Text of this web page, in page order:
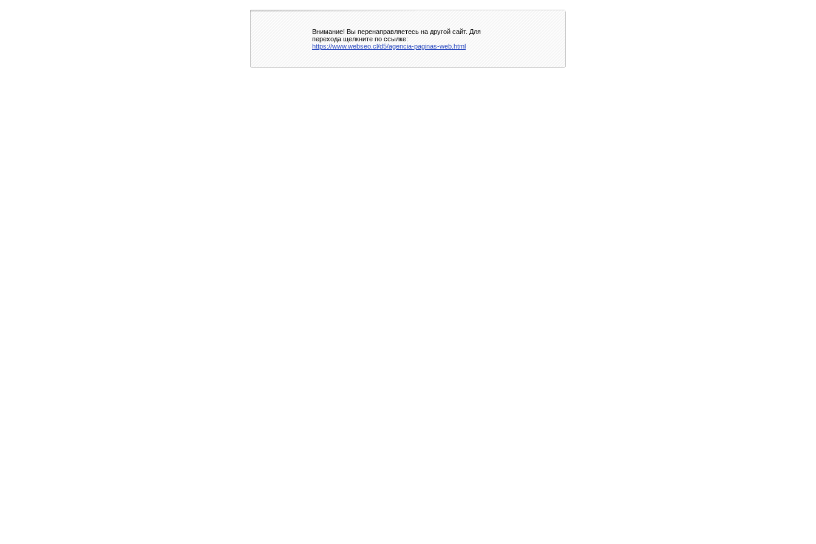
Внимание! Вы перенаправляетесь на другой сайт. Для
перехода щелкните по ссылке:
https://www.webseo.cl/d5/agencia-paginas-web.html